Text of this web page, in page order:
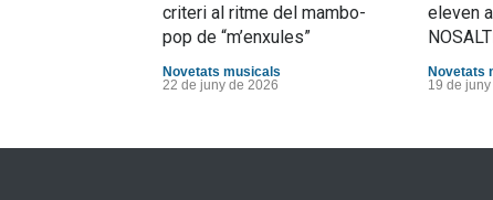
criteri al ritme del mambo-
pop de “m’enxules”
Novetats musicals
22 de juny de 2026
eleven
Novetats
19 de